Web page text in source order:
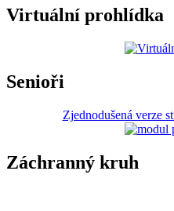
Virtuální prohlídka
Senioři
Zjednodušená verze
Záchranný kruh